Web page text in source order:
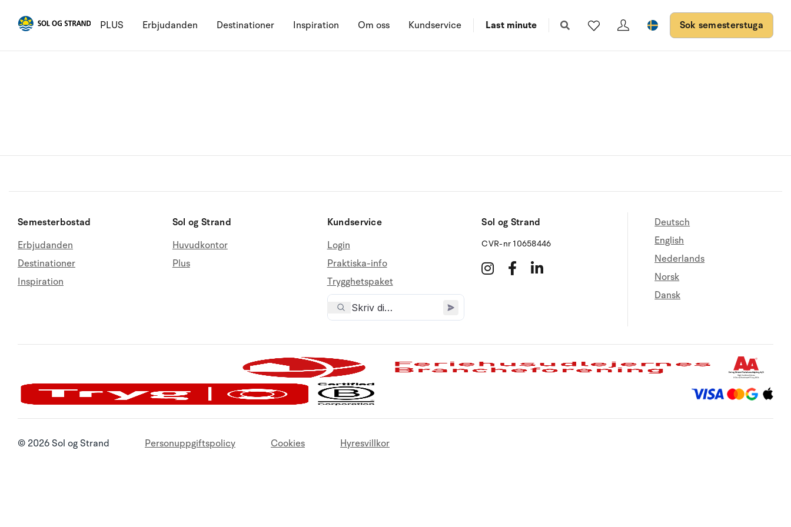
PLUS Erbjudanden Destinationer Inspiration Om oss Kundservice Last minute Sok semesterstuga
Semesterbostad
Erbjudanden
Destinationer
Inspiration
Sol og Strand
Huvudkontor
Plus
Kundservice
Login
Praktiska-info
Trygghetspaket
Sol og Strand
CVR-nr 10658446
Deutsch
English
Nederlands
Norsk
Dansk
© 2026 Sol og Strand Personuppgiftspolicy Cookies Hyresvillkor